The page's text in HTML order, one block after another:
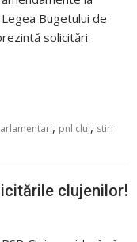
Legea Bugetului de
solicitări
, pnl cluj, stiri
clujenilor!